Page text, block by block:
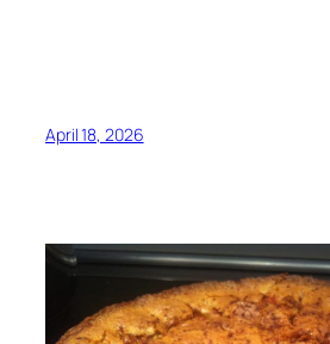
April 18, 2026